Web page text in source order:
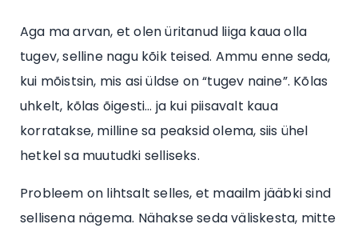
Aga ma arvan, et olen üritanud liiga kaua olla
tugev, selline nagu kõik teised. Ammu enne seda,
kui mõistsin, mis asi üldse on “tugev naine”. Kõlas
uhkelt, kõlas õigesti… ja kui piisavalt kaua
korratakse, milline sa peaksid olema, siis ühel
hetkel sa muutudki selliseks.
Probleem on lihtsalt selles, et maailm jääbki sind
sellisena nägema. Nähakse seda väliskesta, mitte